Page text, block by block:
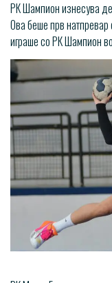
РК Шампион изнесува
Ова беше прв натпревар
играше со РК Шампион